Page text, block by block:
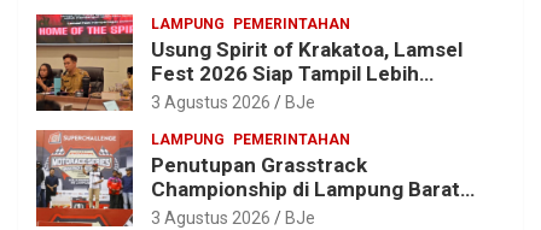
LAMPUNG PEMERINTAHAN
Usung Spirit of Krakatoa, Lamsel
Fest 2026 Siap Tampil Lebih
Spektakuler dengan Empat Event
3 Agustus 2026 BJe
LAMPUNG PEMERINTAHAN
Penutupan Grasstrack
Championship di Lampung Barat
Meriah, Dihadiri Ribuan Penonton; Ini
3 Agustus 2026 BJe